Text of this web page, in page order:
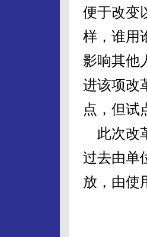
便于改变
样，谁用
影响其他
进该项改
点，但试
此次改
过去由单
放，由使